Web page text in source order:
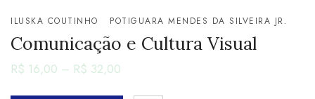
ILUSKA COUTINHO POTIGUARA MENDES DA SILVEIRA JR.
Comunicação e Cultura Visual
R$ 16,00 – R$ 32,00